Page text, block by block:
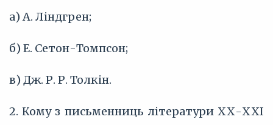
а) А. Ліндгрен;
б) Е. Сетон-Томпсон;
в) Дж. Р. Р. Толкін.
2. Кому з письменниць літератури ХХ-ХХІ